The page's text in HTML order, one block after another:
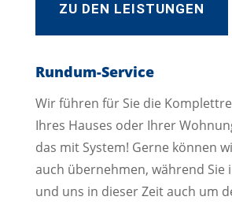
ZU DEN LEISTUNGEN
Rundum-Service
Wir führen für Sie die
Ihres Hauses oder Ihrer
das mit System! Gerne können
auch übernehmen, während Sie
und uns in dieser Zeit auch um